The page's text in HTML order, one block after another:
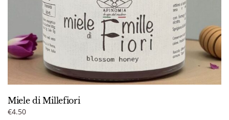
Miele di Millefiori
€4.50